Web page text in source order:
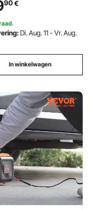
90€
Di. Aug. 11 - Vr. Aug.
In winkelwagen